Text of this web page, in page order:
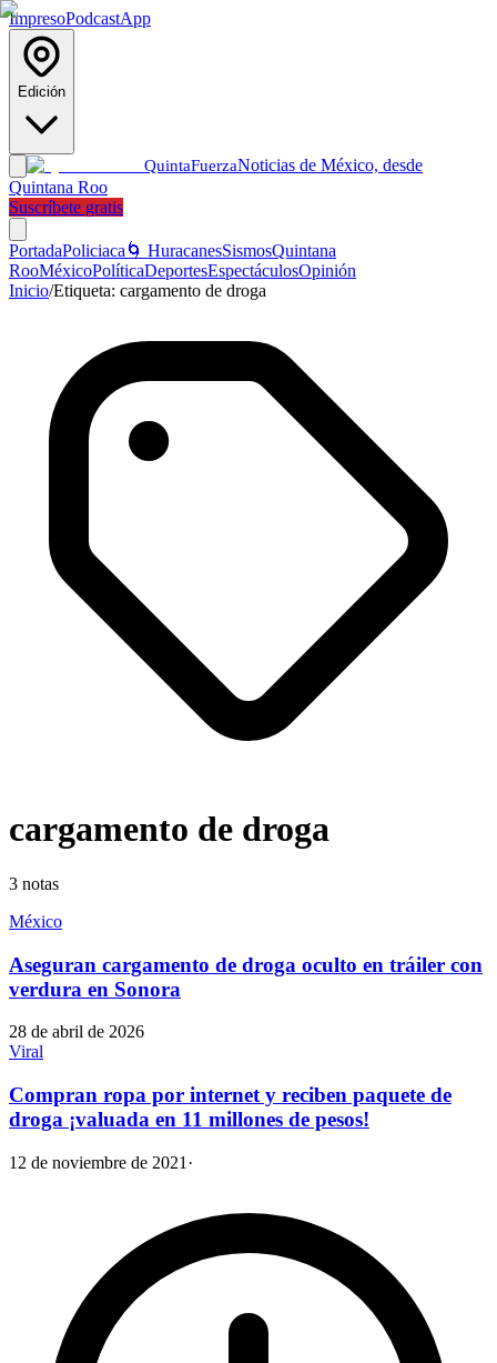
ImpresoPodcastApp
Edición
QuintaFuerzaNoticias de México, desde
Quintana Roo
Suscríbete gratis
PortadaPoliciaca 🌀 HuracanesSismosQuintana
RooMéxicoPolíticaDeportesEspectáculosOpinión
Inicio/Etiqueta: cargamento de droga
cargamento de droga
3 notas
México
Aseguran cargamento de droga oculto en tráiler con
verdura en Sonora
28 de abril de 2026
Viral
Compran ropa por internet y reciben paquete de
droga ¡valuada en 11 millones de pesos!
12 de noviembre de 2021 ·